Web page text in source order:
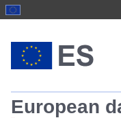
European